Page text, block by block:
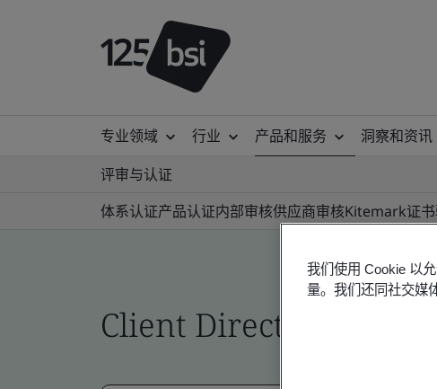
专业领域 行业 产品和服务 洞察和资讯
评审与认证
体系认证产品认证内部审核供应商审核Kitemark证
Client Directory profile
我们使用 Cookie 以
量。我们还同社交媒